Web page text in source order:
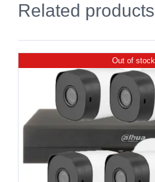
Related products
Out of stock